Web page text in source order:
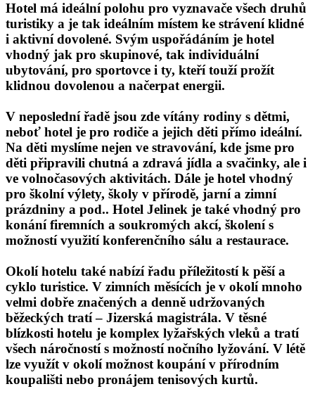
Hotel má ideální polohu pro vyznavače všech druhů
turistiky a je tak ideálním místem ke strávení klidné
i aktivní dovolené. Svým uspořádáním je hotel
vhodný jak pro skupinové, tak individuální
ubytování, pro sportovce i ty, kteří touží prožít
klidnou dovolenou a načerpat energii.
V neposlední řadě jsou zde vítány rodiny s dětmi,
neboť hotel je pro rodiče a jejich děti přímo ideální.
Na děti myslíme nejen ve stravování, kde jsme pro
děti připravili chutná a zdravá jídla a svačinky, ale i
ve volnočasových aktivitách. Dále je hotel vhodný
pro školní výlety, školy v přírodě, jarní a zimní
prázdniny a pod.. Hotel Jelinek je také vhodný pro
konánífiremních a soukromých akcí, školení s
možností využití konferenčního sálu a restaurace.
Okolí hotelu také nabízí řadu příležitostík pěší a
cyklo turistice. V zimních měsících je v okolí mnoho
velmi dobře značených a denně udržovaných
běžeckých tratí – Jizerská magistrála. V těsné
blízkosti hotelu je komplex lyžařských vleků a tratí
všech náročností s možností nočního lyžování. V létě
lze využít v okolí možnost koupání v přírodním
koupališti nebo pronájem tenisových kurtů.